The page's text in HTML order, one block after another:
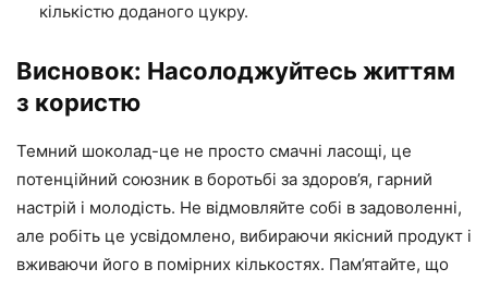
кількістю доданого цукру.
Висновок: Насолоджуйтесь життям
з користю
Темний шоколад-це не просто смачні ласощі, це
потенційний союзник в боротьбі за здоров’я, гарний
настрій і молодість. Не відмовляйте собі в задоволенні,
але робіть це усвідомлено, вибираючи якісний продукт і
вживаючи його в помірних кількостях. Пам’ятайте, що